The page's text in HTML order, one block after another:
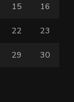
15 16
22 23
29 30